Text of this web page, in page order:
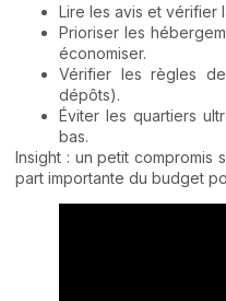
Lire les avis et vérifier
Prioriser les
économiser.
Vérifier les règles de
dépôts).
Éviter les quartiers
bas.
Insight : un petit compromis
part importante du budget